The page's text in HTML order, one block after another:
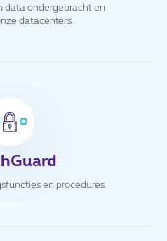
data ondergebracht en
datacenters.
en procedures.